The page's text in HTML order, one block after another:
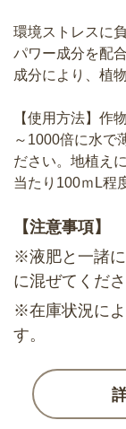
環境ストレスに
パワー成分を配
成分により、植
【使用方法】作
～1000倍に水で
ださい。地植え
当たり100ｍL程
【注意事項】
※液肥と一諸に
に混ぜてくださ
※在庫状況に
す。